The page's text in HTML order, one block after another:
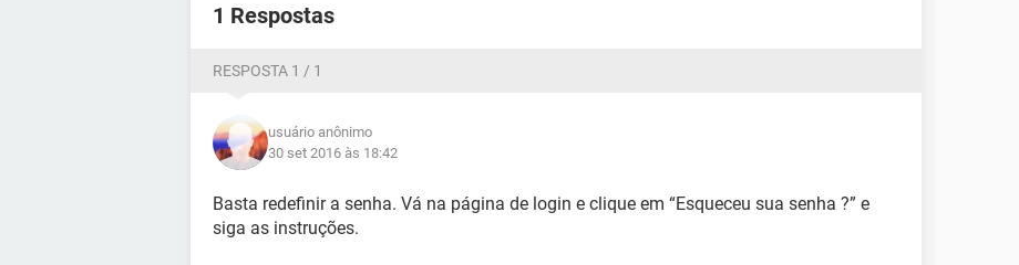
1 Respostas
RESPOSTA 1 / 1
usuário anônimo
30 set 2016 às 18:42
Basta redefinir a senha. Vá na página de login e clique em “Esqueceu sua senha ?” e
siga as instruções.